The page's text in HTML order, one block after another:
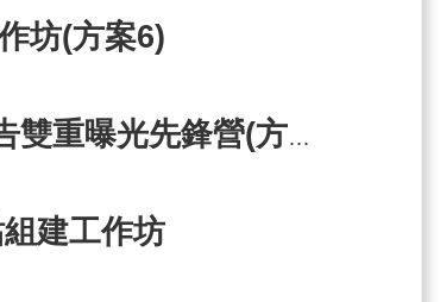
坊(方案6)
暫已額滿-AI搜尋 & 原生廣告雙重曝光先鋒營(方案4)
建工作坊